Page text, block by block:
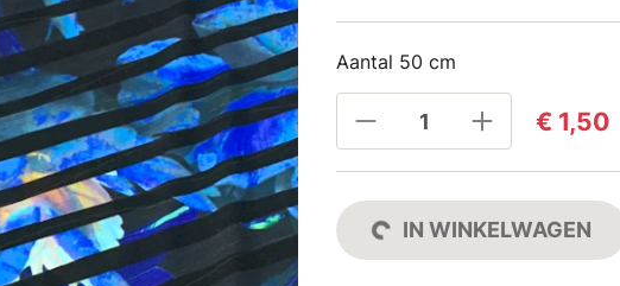
Aantal 50 cm
€ 1,50
IN WINKELWAGEN